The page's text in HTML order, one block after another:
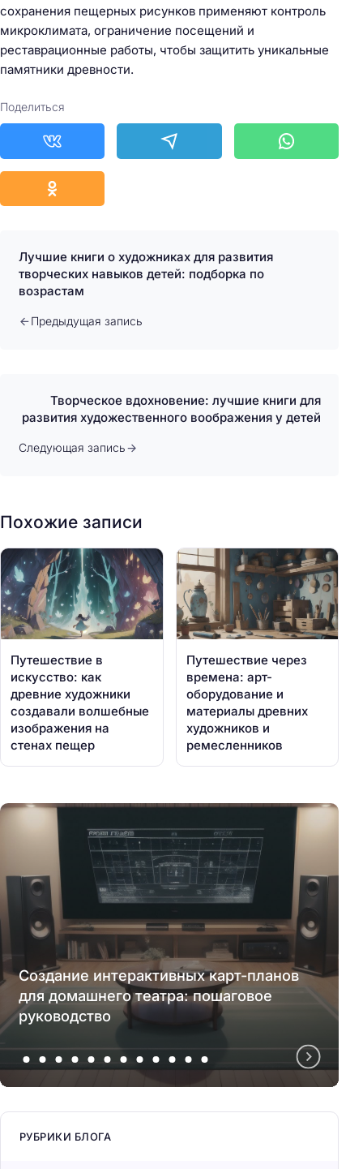
сохранения пещерных рисунков применяют контроль
микроклимата, ограничение посещений и
реставрационные работы, чтобы защитить уникальные
памятники древности.
Поделиться
Лучшие книги о художниках для развития
творческих навыков детей: подборка по
возрастам
Предыдущая запись
Творческое вдохновение: лучшие книги для
развития художественного воображения у детей
Следующая запись
Похожие записи
Путешествие в
искусство: как
древние художники
создавали волшебные
изображения на
стенах пещер
Путешествие через
времена: арт-
оборудование и
материалы древних
художников и
ремесленников
Создание интерактивных карт-планов
для домашнего театра: пошаговое
руководство
РУБРИКИ БЛОГА